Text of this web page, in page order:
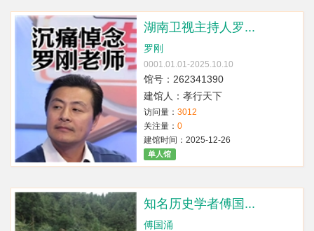
湖南卫视主持人罗...
罗刚
0001.01.01-2025.10.10
馆号：262341390
建馆人：孝行天下
访问量： 3012
关注量： 0
建馆时间：2025-12-26
单人馆
知名历史学者傅国...
傅国涌